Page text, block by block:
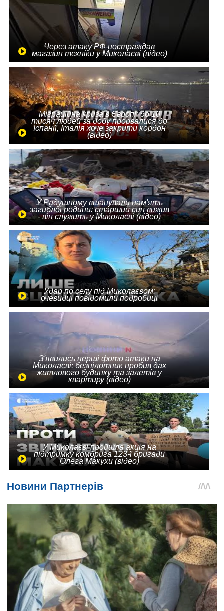
Через атаку РФ постраждав
магазин техніки у Миколаєві (відео)
Міграційна криза в Європі: до 10
тисяч людей за добу прорвалися до
Іспанії, Італія хоче закрити кордон
(відео)
У Радушному вшанували пам'ять
загиблої родини: старший син вижив
- він служить у Миколаєві (відео)
Удар по селу під Миколаєвом:
очевидці повідомили подробиці
З'явились перші фото атаки на
Миколаєві: безпілотник пробив дах
житлового будинку та залетів у
квартиру (відео)
У Миколаєві пройшла акція на
підтримку комбрига 123-ї бригади
Олега Макухи (відео)